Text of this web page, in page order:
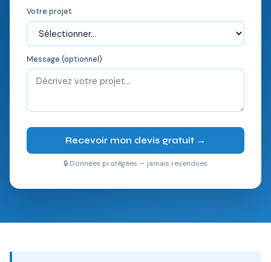
Votre projet
Message (optionnel)
Recevoir mon devis gratuit →
🔒 Données protégées — jamais revendues